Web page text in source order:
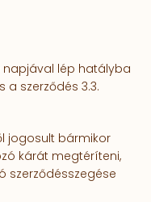
napjával lép hatályba
szerződés 3.3.
jogosult bármikor
kárát megtéríteni,
szerződésszegése